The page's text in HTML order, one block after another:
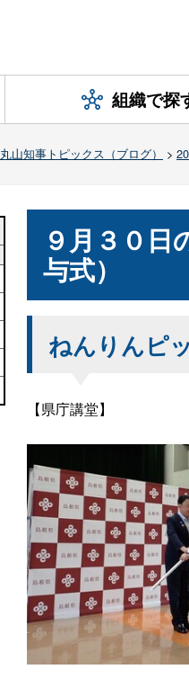
組織で探
丸山知事トピックス（ブログ） >
９月３０
与式）
ねんりんピ
【県庁講堂】